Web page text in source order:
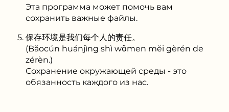
Эта программа может помочь вам
сохранить важные файлы.
保存环境是我们每个人的责任。
(Bǎocún huánjìng shì wǒmen měi gèrén de
zérèn.)
Сохранение окружающей среды - это
обязанность каждого из нас.